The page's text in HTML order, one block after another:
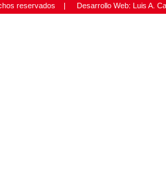
reservados | Desarrollo Web: Luis